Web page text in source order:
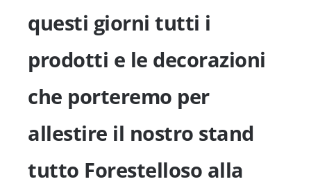
questi giorni tutti i
prodotti e le decorazioni
che porteremo per
allestire il nostro stand
tutto Forestelloso alla